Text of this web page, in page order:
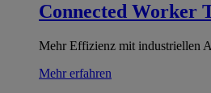
Connected Worker
Mehr Effizienz mit industriellen
Mehr erfahren